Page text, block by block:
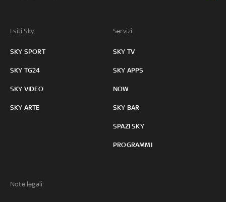
I siti Sky:
SKY SPORT
SKY TG24
SKY VIDEO
SKY ARTE
Servizi:
SKY TV
SKY APPS
NOW
SKY BAR
SPAZI SKY
PROGRAMMI
Note legali: